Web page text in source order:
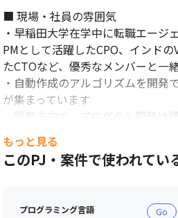
■ 現場・社員の雰囲気
・早稲田大学在学中に転職エー
PMとして活躍したCPO、インド
たCTOなど、優秀なメンバーと一
・自動作成のアルゴリズムを開
が集まっています
・顧客志向で、プロダクト開発
＜コミュニケーション＞
・Slackを使用し、全ての部署で活
・プロダクトの開発は基本的にボ
もっと見る
このPJ・案件で使われてい
プログラミング言語 Go